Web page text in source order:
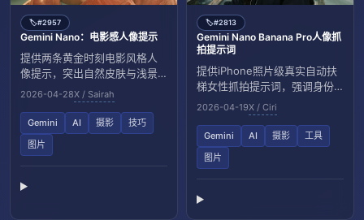
🏷️#2957
Gemini Nano：电影感人像提示
提供两条黄金时刻电影风格人
像提示，突出自然皮肤与浅景
深城市光斑。
2026-04-28X / Sairah
Gemini AI 摄影
技巧
图片
🏷️#2813
Gemini Nano Banana Pro人像抓
拍提示词
提供iPhone照片级真实自动扶
梯女性抓拍提示词，强调身份
一致、自然光与无滤镜。
2026-04-19X / Ciri
Gemini AI 摄影
工具
图片